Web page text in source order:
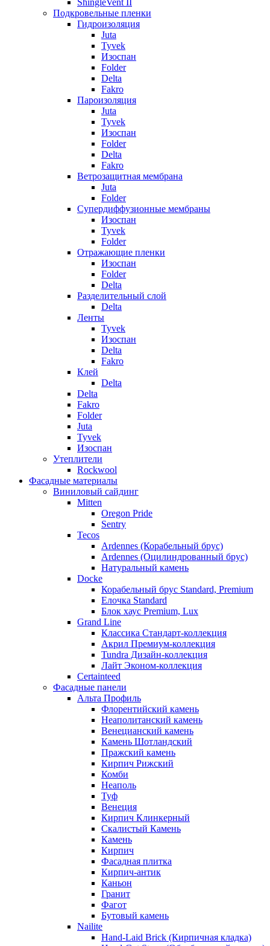
ShingleVent II
Подкровельные пленки
Гидроизоляция
Juta
Tyvek
Изоспан
Folder
Delta
Fakro
Пароизоляция
Juta
Tyvek
Изоспан
Folder
Delta
Fakro
Ветрозащитная мембрана
Juta
Folder
Супердиффузионные мембраны
Изоспан
Tyvek
Folder
Отражающие пленки
Изоспан
Folder
Delta
Разделительный слой
Delta
Ленты
Tyvek
Изоспан
Delta
Fakro
Клей
Delta
Delta
Fakro
Folder
Juta
Tyvek
Изоспан
Утеплители
Rockwool
Фасадные материалы
Виниловый сайдинг
Mitten
Oregon Pride
Sentry
Tecos
Ardennes (Корабельный брус)
Ardennes (Оцилиндрованный брус)
Натуральный камень
Docke
Корабельный брус Standard, Premium
Елочка Standard
Блок хаус Premium, Lux
Grand Line
Классика Стандарт-коллекция
Акрил Премиум-коллекция
Tundra Дизайн-коллекция
Лайт Эконом-коллекция
Certainteed
Фасадные панели
Альта Профиль
Флорентийский камень
Неаполитанский камень
Венецианский камень
Камень Шотландский
Пражский камень
Кирпич Рижский
Комби
Неаполь
Туф
Венеция
Кирпич Клинкерный
Скалистый Камень
Камень
Кирпич
Фасадная плитка
Кирпич-антик
Каньон
Гранит
Фагот
Бутовый камень
Nailite
Hand-Laid Brick (Кирпичная кладка)